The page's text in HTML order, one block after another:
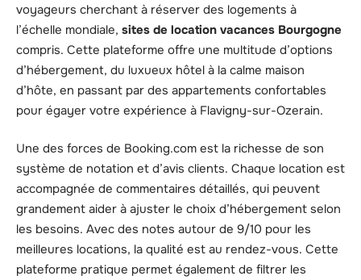
voyageurs cherchant à réserver des logements à
l’échelle mondiale, sites de location vacances Bourgogne
compris. Cette plateforme offre une multitude d’options
d’hébergement, du luxueux hôtel à la calme maison
d’hôte, en passant par des appartements confortables
pour égayer votre expérience à Flavigny-sur-Ozerain.
Une des forces de Booking.com est la richesse de son
système de notation et d’avis clients. Chaque location est
accompagnée de commentaires détaillés, qui peuvent
grandement aider à ajuster le choix d’hébergement selon
les besoins. Avec des notes autour de 9/10 pour les
meilleures locations, la qualité est au rendez-vous. Cette
plateforme pratique permet également de filtrer les